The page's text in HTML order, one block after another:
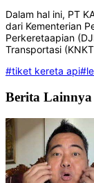
Dalam hal ini, PT
dari Kementerian
Perkeretaapian
Transportasi
#tiket kereta api
Berita Lainnya